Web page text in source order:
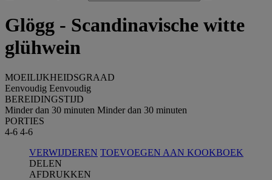
Glögg - Scandinavische witte
glühwein
MOEILIJKHEIDSGRAAD
Eenvoudig Eenvoudig
BEREIDINGSTIJD
Minder dan 30 minuten Minder dan 30 minuten
PORTIES
4-6 4-6
VERWIJDEREN TOEVOEGEN AAN KOOKBOEK
DELEN
AFDRUKKEN